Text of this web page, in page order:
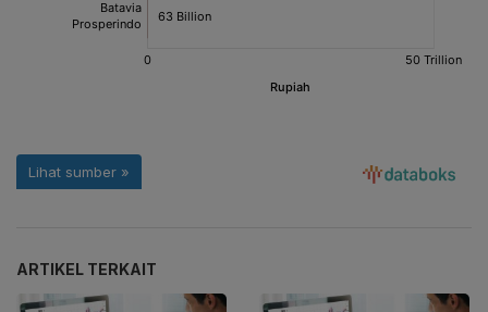
ARTIKEL TERKAIT